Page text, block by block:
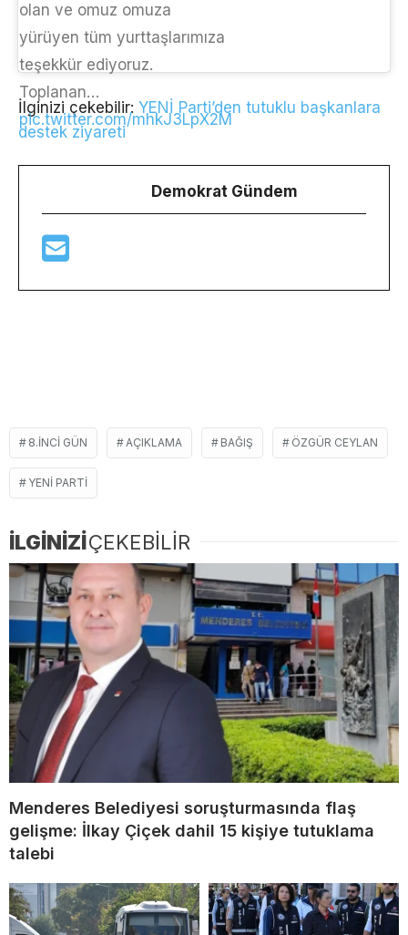
olan ve omuz omuza
yürüyen tüm yurttaşlarımıza
teşekkür ediyoruz.
Toplanan…
pic.twitter.com/mhkJ3LpX2M
İlginizi çekebilir: YENİ Parti’den tutuklu başkanlara
destek ziyareti
Demokrat Gündem
8.INCI GÜN AÇIKLAMA BAĞIŞ ÖZGÜR CEYLAN
YENI PARTI
İLGİNİZİÇEKEBİLİR
Menderes Belediyesi soruşturmasında flaş
gelişme: İlkay Çiçek dahil 15 kişiye tutuklama
talebi